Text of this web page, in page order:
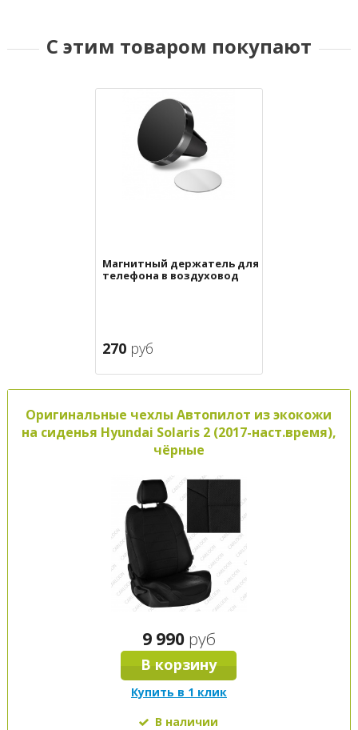
С этим товаром покупают
Магнитный держатель для
телефона в воздуховод
270 руб
Оригинальные чехлы Автопилот из экокожи
на сиденья Hyundai Solaris 2 (2017-наст.время),
чёрные
9 990 руб
В корзину
Купить в 1 клик
В наличии